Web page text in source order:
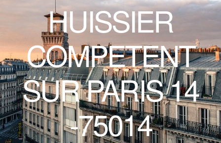
HUISSIER
COMPETENT
SUR PARIS 14
-75014